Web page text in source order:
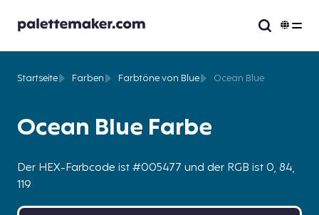
Ocean Blue Farbe
Der HEX-Farbcode ist #005477 und der RGB ist 0, 84,
119
Startseite Farben Farbtöne von Blue Ocean Blue